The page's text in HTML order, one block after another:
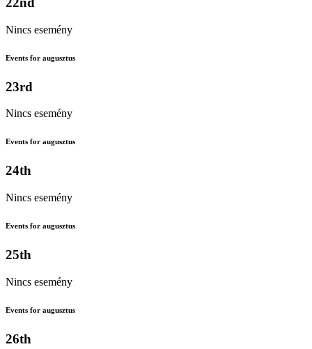
Nincs esemény
Events for augusztus
23rd
Nincs esemény
Events for augusztus
24th
Nincs esemény
Events for augusztus
25th
Nincs esemény
Events for augusztus
26th